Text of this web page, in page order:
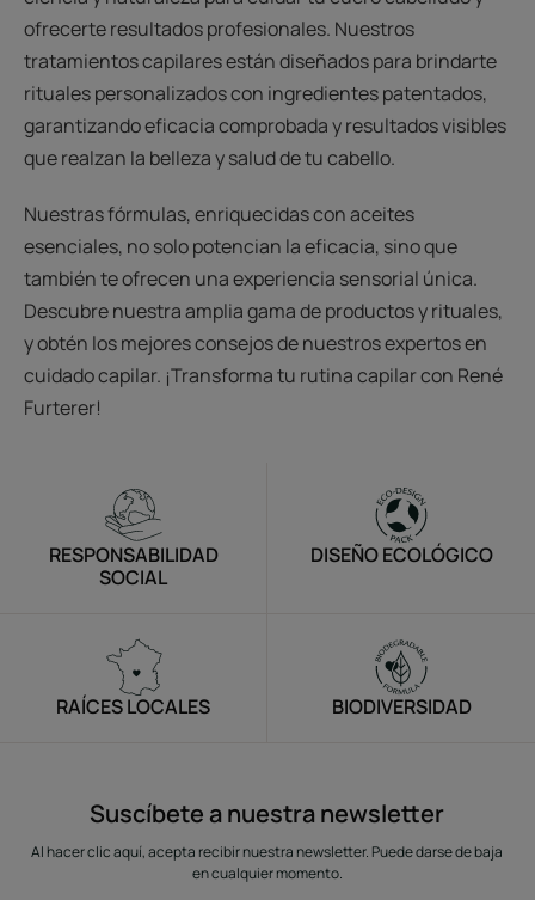
ofrecerte resultados profesionales. Nuestros
tratamientos capilares están diseñados para brindarte
rituales personalizados con ingredientes patentados,
garantizando eficacia comprobada y resultados visibles
que realzan la belleza y salud de tu cabello.
Nuestras fórmulas, enriquecidas con aceites
esenciales, no solo potencian la eficacia, sino que
también te ofrecen una experiencia sensorial única.
Descubre nuestra amplia gama de productos y rituales,
y obtén los mejores consejos de nuestros expertos en
cuidado capilar. ¡Transforma tu rutina capilar con René
Furterer!
RESPONSABILIDAD
SOCIAL
DISEÑO ECOLÓGICO
RAÍCES LOCALES BIODIVERSIDAD
Suscíbete a nuestra newsletter
Al hacer clic aquí, acepta recibir nuestra newsletter. Puede darse de baja
en cualquier momento.